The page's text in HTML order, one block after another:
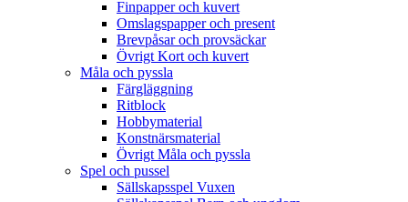
Finpapper och kuvert
Omslagspapper och present
Brevpåsar och provsäckar
Övrigt Kort och kuvert
Måla och pyssla
Färgläggning
Ritblock
Hobbymaterial
Konstnärsmaterial
Övrigt Måla och pyssla
Spel och pussel
Sällskapsspel Vuxen